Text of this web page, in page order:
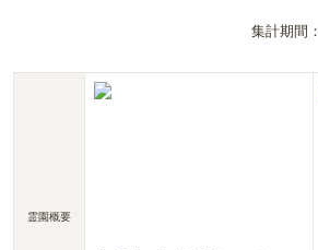
集計期間：
霊園概要